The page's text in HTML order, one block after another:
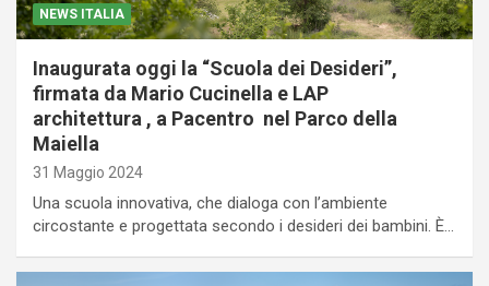
NEWS ITALIA
Inaugurata oggi la “Scuola dei Desideri”,
firmata da Mario Cucinella e LAP
architettura , a Pacentro nel Parco della
Maiella
31 Maggio 2024
Una scuola innovativa, che dialoga con l’ambiente
circostante e progettata secondo i desideri dei bambini. È…